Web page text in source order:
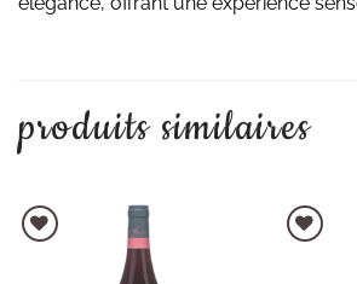
produits similaires
AJOUTER À LA LISTE D'ENVIES